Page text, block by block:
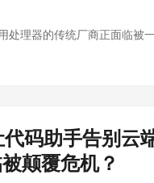
理器的传统厂商正面临被
码助手告别云
颠覆危机？